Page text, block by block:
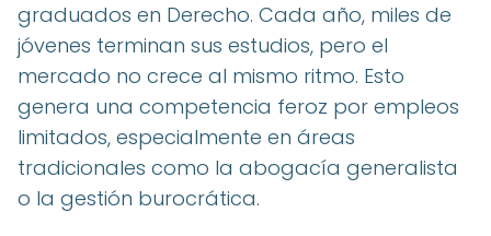
graduados en Derecho. Cada año, miles de
jóvenes terminan sus estudios, pero el
mercado no crece al mismo ritmo. Esto
genera una competencia feroz por empleos
limitados, especialmente en áreas
tradicionales como la abogacía generalista
o la gestión burocrática.